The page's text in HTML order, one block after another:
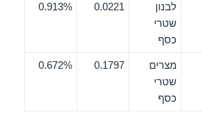
לבנון
שטרי
כסף
0.0221
0.913%
מצרים
שטרי
כסף
0.1797
0.672%